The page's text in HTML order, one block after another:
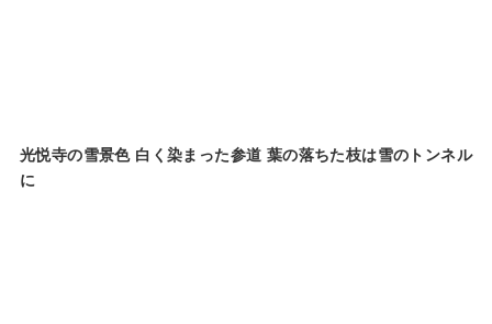
光悦寺の雪景色 白く染まった参道 葉の落ちた枝は雪のトンネル
に